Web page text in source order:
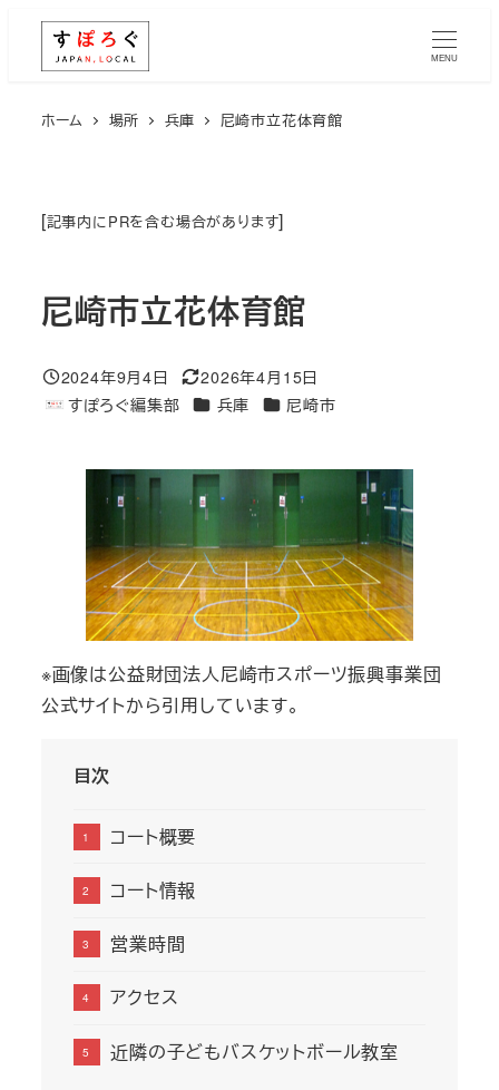
MENU
ホーム 場所 兵庫 尼崎市立花体育館
[記事内にPRを含む場合があります]
尼崎市立花体育館
投稿日
2024年9月4日
更新日
2026年4月15日
著
すぽろぐ編集部 エリア兵庫 エリア尼崎市
※画像は公益財団法人尼崎市スポーツ振興事業団
公式サイトから引用しています。
目次
コート概要
コート情報
営業時間
アクセス
近隣の子どもバスケットボール教室